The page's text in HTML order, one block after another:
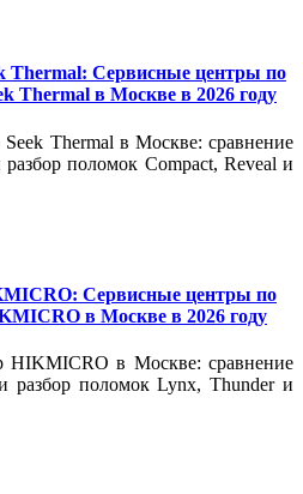
Thermal: Сервисные центры по
Thermal в Москве в 2026 году
Seek Thermal в Москве: сравнение
поломок Compact, Reveal и
Сервисные центры по
в Москве в 2026 году
HIKMICRO в Москве: сравнение
разбор поломок Lynx, Thunder и